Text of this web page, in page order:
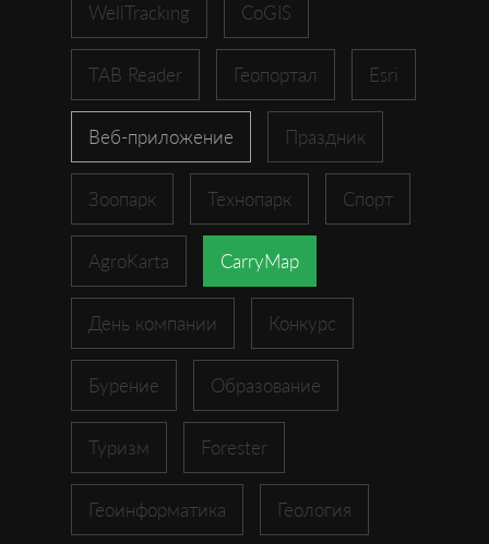
WellTracking CoGIS
TAB Reader Геопортал Esri
Веб-приложение Праздник
Зоопарк Технопарк Спорт
AgroKarta CarryMap
День компании Конкурс
Бурение Образование
Туризм Forester
Геоинформатика Геология